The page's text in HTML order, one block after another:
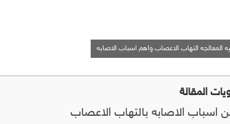
المعالجه التهاب الاعصاب واهم اسباب الاصابه
المقالة
اسباب الاصابه بالتهاب الاعصاب